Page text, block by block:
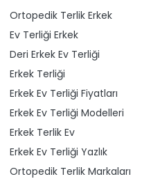
Ortopedik Terlik Erkek
Ev Terliği Erkek
Deri Erkek Ev Terliği
Erkek Terliği
Erkek Ev Terliği Fiyatları
Erkek Ev Terliği Modelleri
Erkek Terlik Ev
Erkek Ev Terliği Yazlık
Ortopedik Terlik Markaları